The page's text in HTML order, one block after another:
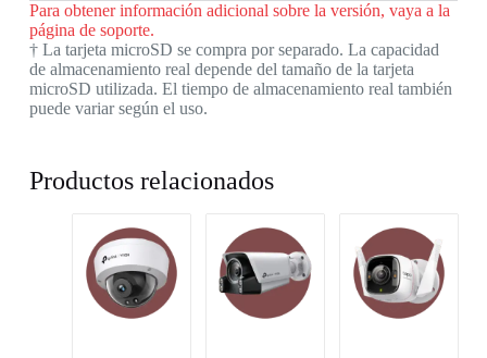
Para obtener información adicional sobre la versión, vaya a la
página de soporte.
†La tarjeta microSD se compra por separado. La capacidad
de almacenamiento real depende del tamaño de la tarjeta
microSD utilizada. El tiempo de almacenamiento real también
puede variar según el uso.
Productos relacionados